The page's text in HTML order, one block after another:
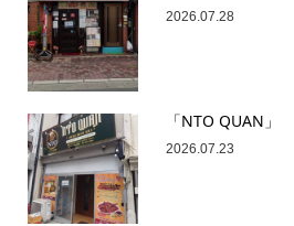
2026.07.28
「NTO QUAN」
2026.07.23